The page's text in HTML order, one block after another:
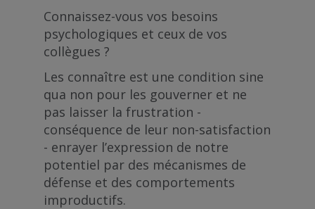
Connaissez-vous vos besoins
psychologiques et ceux de vos
collègues ?
Les connaître est une condition sine
qua non pour les gouverner et ne
pas laisser la frustration -
conséquence de leur non-satisfaction
- enrayer l’expression de notre
potentiel par des mécanismes de
défense et des comportements
improductifs.